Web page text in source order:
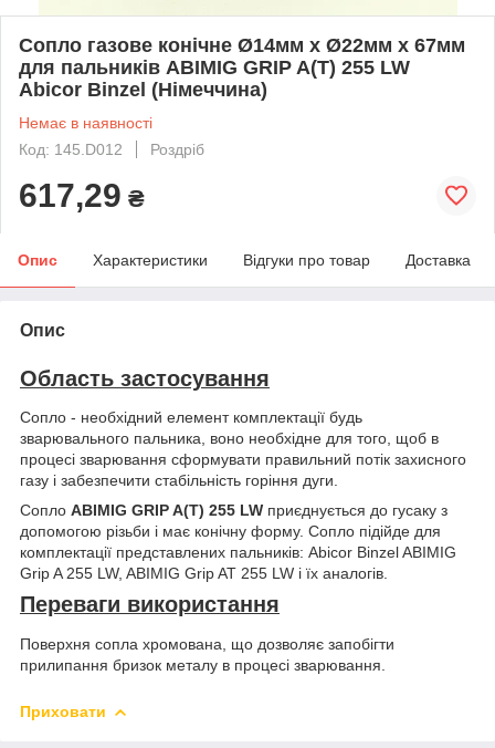
Сопло газове конічне Ø14мм х Ø22мм х 67мм
для пальників ABIMIG GRIP A(T) 255 LW
Abicor Binzel (Німеччина)
Немає в наявності
Код: 145.D012
Роздріб
617,29 ₴
Опис Характеристики Відгуки про товар Доставка
Опис
Область застосування
Сопло - необхідний елемент комплектації будь
зварювального пальника, воно необхідне для того, щоб в
процесі зварювання сформувати правильний потік захисного
газу і забезпечити стабільність горіння дуги.
Сопло ABIMIG GRIP A(T) 255 LW приєднується до гусаку з
допомогою різьби і має конічну форму. Сопло підійде для
комплектації представлених пальників: Abicor Binzel ABIMIG
Grip A 255 LW, ABIMIG Grip AT 255 LW і їх аналогів.
Переваги використання
Поверхня сопла хромована, що дозволяє запобігти
прилипання бризок металу в процесі зварювання.
Приховати